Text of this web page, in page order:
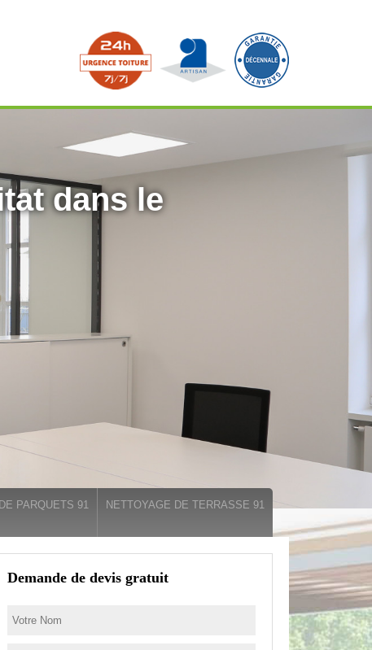
dans le
PARQUETS 91 NETTOYAGE DE TERRASSE 91
Demande de devis gratuit